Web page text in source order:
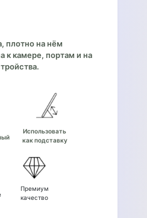
плотно на нём
к камере, портам и на
Использовать
как подставку
Премиум
качество